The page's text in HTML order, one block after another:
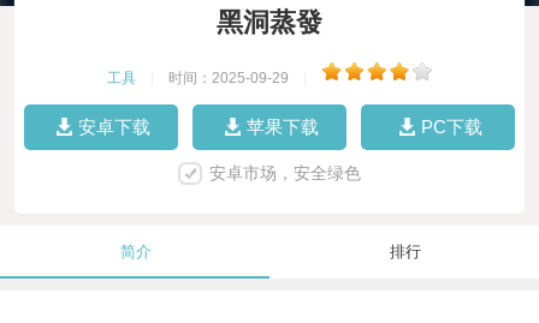
黑洞蒸發
工具 时间：2025-09-29
安卓下载 苹果下载 PC下载
安卓市场，安全绿色
简介 排行